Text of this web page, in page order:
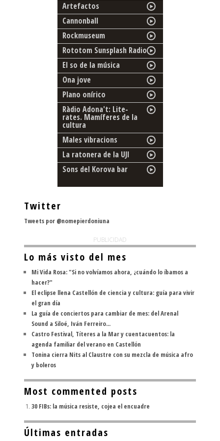
Artefactos
Cannonball
Rockmuseum
Rototom Sunsplash Radio
El so de la música
Ona jove
Plano onírico
Ràdio Adona't: Lite-
rates. Mamíferes de la
cultura
Males vibracions
La ratonera de la UJI
Sons del Korova bar
Twitter
Tweets por @nomepierdoniuna
PUBLICIDAD
Lo más visto del mes
Mi Vida Rosa: "Si no volvíamos ahora, ¿cuándo lo íbamos a
hacer?"
El eclipse llena Castellón de ciencia y cultura: guía para vivir
el gran día
La guía de conciertos para cambiar de mes: del Arenal
Sound a Siloé, Iván Ferreiro...
Castro Festival, Títeres a la Mar y cuentacuentos: la
agenda familiar del verano en Castellón
Tonina cierra Nits al Claustre con su mezcla de música afro
y boleros
Most commented posts
30 FIBs: la música resiste, cojea el encuadre
Últimas entradas